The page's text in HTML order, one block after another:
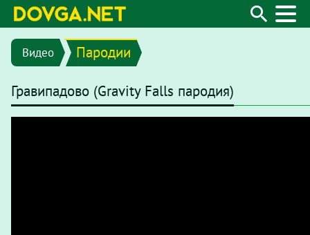
Видео Пародии
Гравипадово (Gravity Falls пародия)